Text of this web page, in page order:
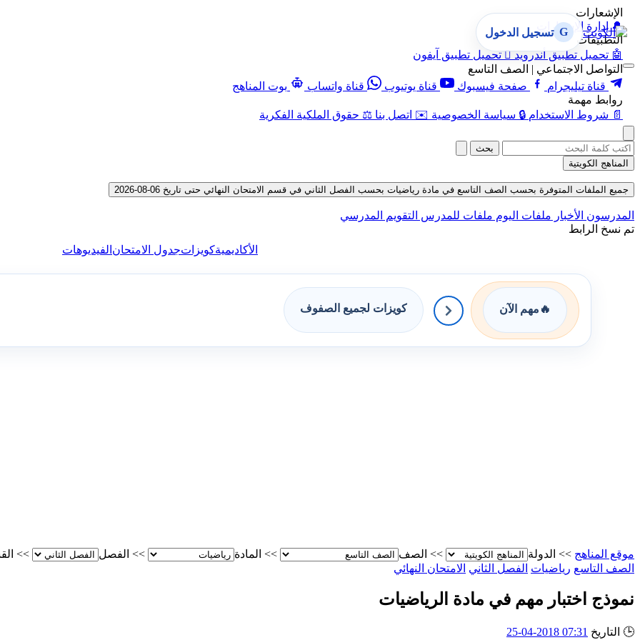
الإشعارات
🔔 إدارة الإشعارات
التطبيقات
🤖 تحميل تطبيق أندرويد  تحميل تطبيق آيفون
التواصل الاجتماعي | الصف التاسع
قناة تيليجرام
صفحة فيسبوك قناة يوتيوب قناة واتساب
بوت المناهج
روابط مهمة
📄 شروط الاستخدام 🔒 سياسة الخصوصية ✉️ اتصل بنا ⚖️ حقوق الملكية الفكرية
G تسجيل الدخول
بحث
المناهج الكويتية
جميع الملفات المتوفرة بحسب الصف التاسع في مادة رياضيات بحسب الفصل الثاني في قسم الامتحان النهائي حتى تاريخ 06-08-2026
المدرسون الأخبار ملفات اليوم ملفات للمدرس التقويم المدرسي
تم نسخ الرابط
الأكاديميةكويزاتجدول الامتحان الفيديوهات
🔥 مهم الآن كويزات لجميع الصفوف
موقع المناهج >> الدولة >> الصف >> المادة >> الفصل >>
الصف التاسع رياضيات الفصل الثاني الامتحان النهائي
نموذج اختبار مهم في مادة الرياضيات
🕒 التاريخ 07:31 2018-04-25